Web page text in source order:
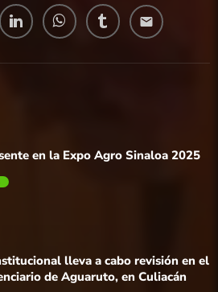
email
en la Expo Agro Sinaloa 2025
lleva a cabo revisión en el
de Aguaruto, en Culiacán